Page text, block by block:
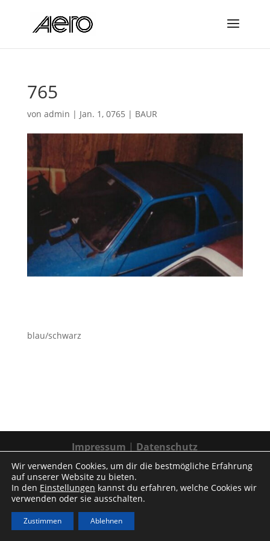
765
von admin | Jan. 1, 0765 | BAUR
blau/schwarz
Impressum | Datenschutz
Wir verwenden Cookies, um dir die bestmögliche Erfahrung
auf unserer Website zu bieten.
In den Einstellungen kannst du erfahren, welche Cookies wir
verwenden oder sie ausschalten.
Zustimmen Ablehnen